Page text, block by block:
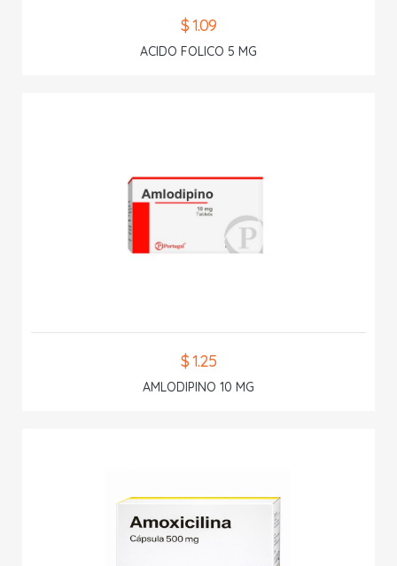
$ 1.09
ACIDO FOLICO 5 MG
$ 1.25
AMLODIPINO 10 MG